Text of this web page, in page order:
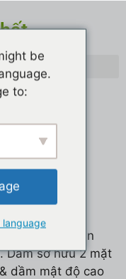
những sản
Dầm sở hữu 2 mặt
dầm mật độ cao
be
to:
language